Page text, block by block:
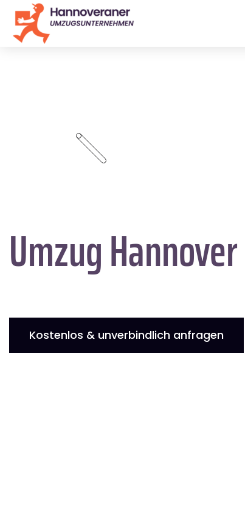
Umzug Hannover
Kostenlos & unverbindlich anfragen